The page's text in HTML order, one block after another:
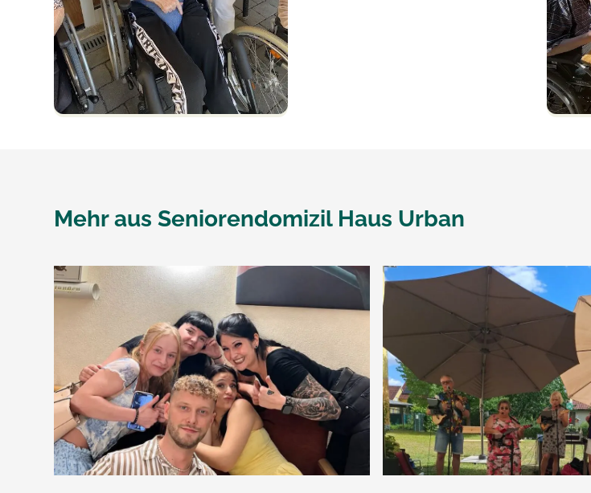
Mehr ausSeniorendomizil Haus Urban